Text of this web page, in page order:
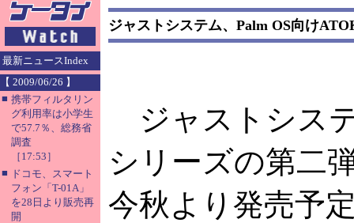
最新ニュースIndex
【 2009/06/26 】
■ 携帯フィルタリン
グ利用率は小学生
で57.7％、総務省
調査
［17:53］
■ ドコモ、スマート
フォン「T-01A」
を28日より販売再
開
ジャストシステム、Palm OS向け
ジャストシス
シリーズの第二
今秋より発売予